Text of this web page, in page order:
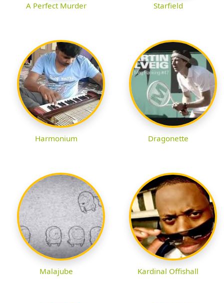
A Perfect Murder Starfield
Harmonium Dragonette
Malajube Kardinal Offishall